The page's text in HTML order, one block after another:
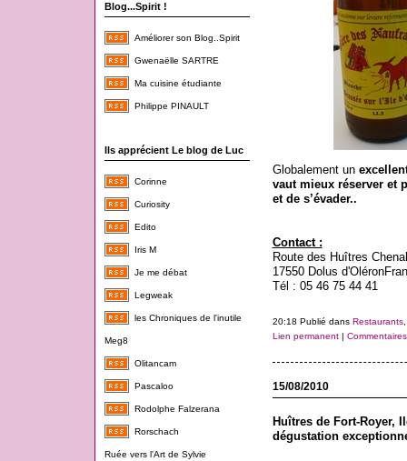
Blog...Spirit !
Améliorer son Blog..Spirit
Gwenaëlle SARTRE
Ma cuisine étudiante
Philippe PINAULT
Ils apprécient Le blog de Luc
Corinne
Curiosity
Edito
Iris M
Je me débat
Legweak
les Chroniques de l'inutile
Meg8
Olitancam
Pascaloo
Rodolphe Falzerana
Rorschach
Ruée vers l'Art de Sylvie
Globalement un
vaut mieux réserver et
et de s’évader..
Contact :
Route des Huîtres
17550 Dolus d'Oléron
Tél : 05 46 75 44 41
20:18 Publié dans Restaurants
Lien permanent|
15/08/2010
Huîtres de Fort-Royer,
dégustation